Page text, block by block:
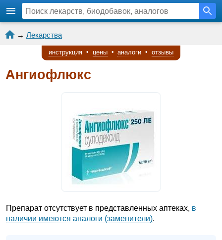
→ Лекарства
инструкция • цены • аналоги • отзывы
Ангиофлюкс
Препарат отсутствует в представленных аптеках, в
наличии имеются аналоги (заменители).